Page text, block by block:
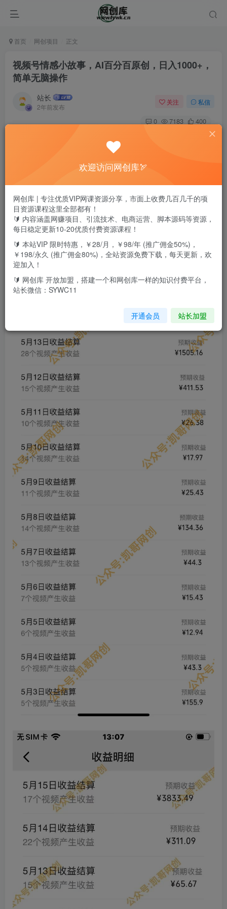
首页 网创项目 正文
视频号情感小故事，AI百分百原创，日入1000+，
简单无脑操作
站长
2年前发布
关注 私信
0 7183 400
利用AI一键生成情感聊天小故事，AI百分百原创，五分钟一
条视频，日入1000+，简单无脑操作课程大纲：01 项目介绍
02 项目准备03 项目实操
欢迎访问网创库🏹
网创库 | 专注优质VIP网课资源分享，市面上收费几百几千的项
目资源课程这里全部都有！
🔰 内容涵盖网赚项目、引流技术、电商运营、脚本源码等资源，
每日稳定更新10-20优质付费资源课程！
🔰 本站VIP 限时特惠，￥28/月，￥98/年 (推广佣金50%)，
￥198/永久 (推广佣金80%)，全站资源免费下载，每天更新，欢
迎加入！
🔰 网创库 开放加盟，搭建一个和网创库一样的知识付费平台，
站长微信：SYWC11
开通会员 站长加盟